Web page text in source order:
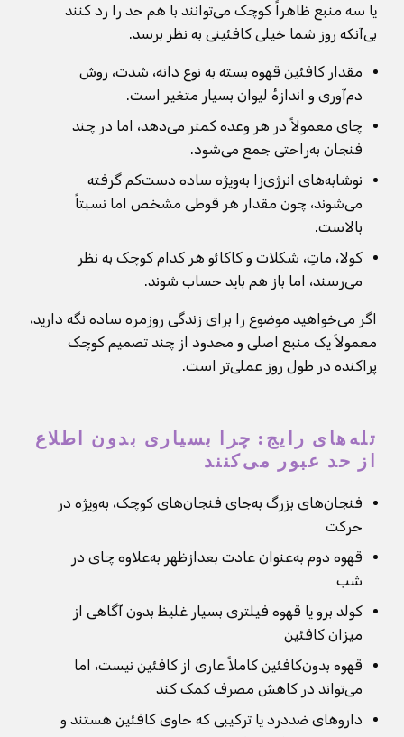
یا سه منبع ظاهراً کوچک می‌توانند با هم حد را رد کنند
بی‌آنکه روز شما خیلی کافئینی به نظر برسد.
مقدار کافئین قهوه بسته به نوع دانه، شدت، روش
دم‌آوری و اندازهٔ لیوان بسیار متغیر است.
چای معمولاً در هر وعده کمتر می‌دهد، اما در چند
فنجان به‌راحتی جمع می‌شود.
نوشابه‌های انرژی‌زا به‌ویژه ساده دست‌کم گرفته
می‌شوند، چون مقدار هر قوطی مشخص اما نسبتاً
بالاست.
کولا، ماتِ، شکلات و کاکائو هر کدام کوچک به نظر
می‌رسند، اما باز هم باید حساب شوند.
اگر می‌خواهید موضوع را برای زندگی روزمره ساده نگه دارید،
معمولاً یک منبع اصلی و محدود از چند تصمیم کوچک
پراکنده در طول روز عملی‌تر است.
تله‌های رایج: چرا بسیاری بدون اطلاع
از حد عبور می‌کنند
فنجان‌های بزرگ به‌جای فنجان‌های کوچک، به‌ویژه در
حرکت
قهوه دوم به‌عنوان عادت بعدازظهر به‌علاوه چای در
شب
کولد برو یا قهوه فیلتری بسیار غلیظ بدون آگاهی از
میزان کافئین
قهوه بدون‌کافئین کاملاً عاری از کافئین نیست، اما
می‌تواند در کاهش مصرف کمک کند
داروهای ضددرد یا ترکیبی که حاوی کافئین هستند و